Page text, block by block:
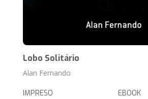
Lobo Solitário
Alan Fernando
IMPRESO EBOOK